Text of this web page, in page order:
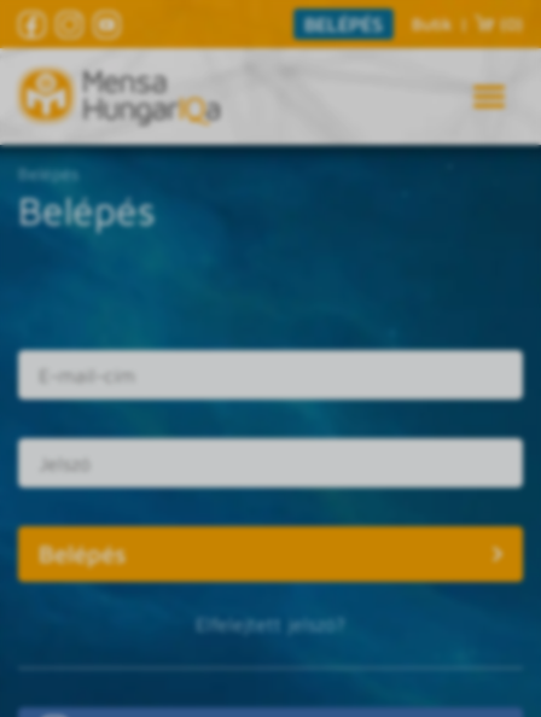
BELÉPÉS Butik | (0)
Belépés
Belépés
Elfelejtett jelszó?